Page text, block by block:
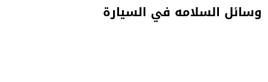
وسائل السلامه في السيارة